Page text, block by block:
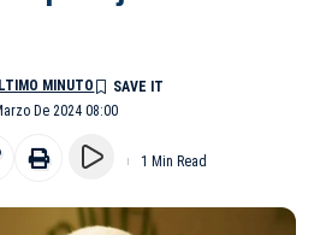
De 2024 08:00
MINUTO
1 Min Read